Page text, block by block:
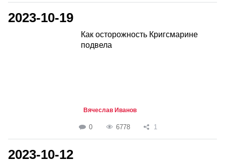
2023-10-19
Как осторожность Кригсмарине
подвела
Вячеслав Иванов
0 6778 1
2023-10-12